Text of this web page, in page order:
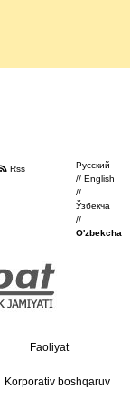
Rss
Русский
//English
//
Ўзбекча
//
O'zbekcha
Faoliyat
Korporativ boshqaruv